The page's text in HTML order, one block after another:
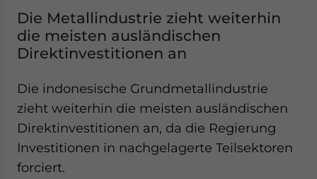
Die Metallindustrie zieht weiterhin
die meisten ausländischen
Direktinvestitionen an
Die indonesische Grundmetallindustrie
zieht weiterhin die meisten ausländischen
Direktinvestitionen an, da die Regierung
Investitionen in nachgelagerte Teilsektoren
forciert.